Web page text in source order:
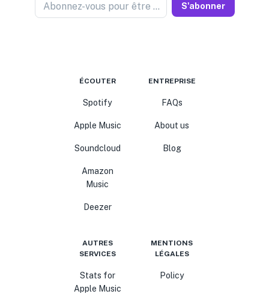
Abonnez-vous pour être informé S'abonner
ÉCOUTER
Spotify
Apple Music
Soundcloud
Amazon
Music
Deezer
ENTREPRISE
FAQs
About us
Blog
AUTRES
SERVICES
Stats for
Apple Music
MENTIONS
LÉGALES
Policy